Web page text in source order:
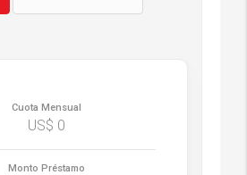
Cuota Mensual
US$ 0
Monto Préstamo